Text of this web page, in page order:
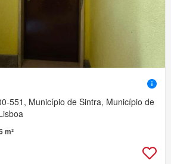
551, Município de Sintra, Município de
m²